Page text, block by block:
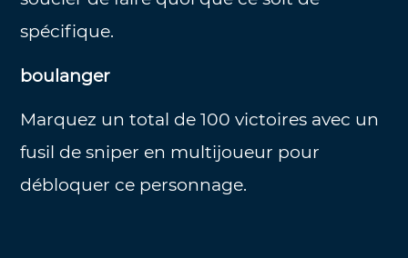
spécifique.
boulanger
Marquez un total de 100 victoires avec un
fusil de sniper en multijoueur pour
débloquer ce personnage.